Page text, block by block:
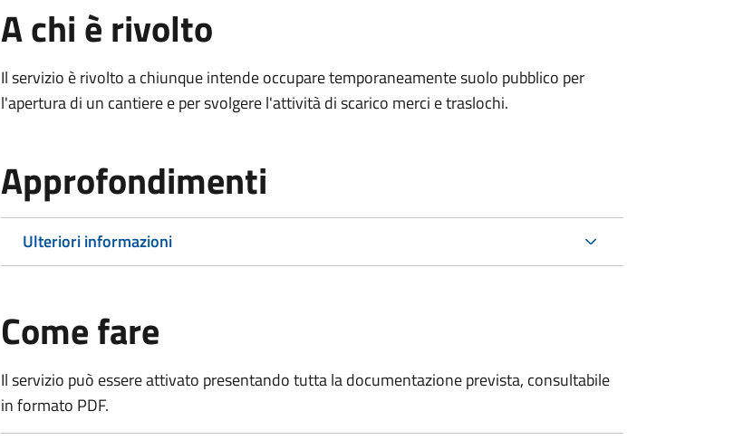
A chi è rivolto
Il servizio è rivolto a chiunque intende occupare temporaneamente suolo pubblico per
l'apertura di un cantiere e per svolgere l'attività di scarico merci e traslochi.
Approfondimenti
Ulteriori informazioni
Come fare
Il servizio può essere attivato presentando tutta la documentazione prevista, consultabile
in formato PDF.